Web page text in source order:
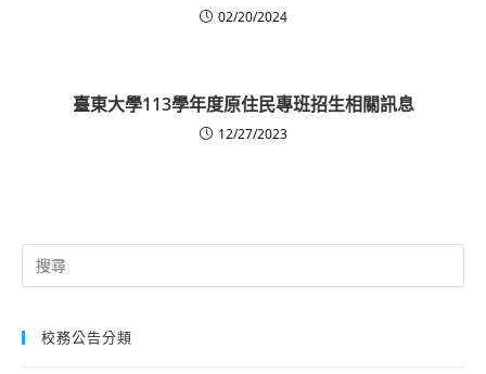
02/20/2024
臺東大學113學年度原住民專班招生相關訊息
12/27/2023
Search
for:
校務公告分類